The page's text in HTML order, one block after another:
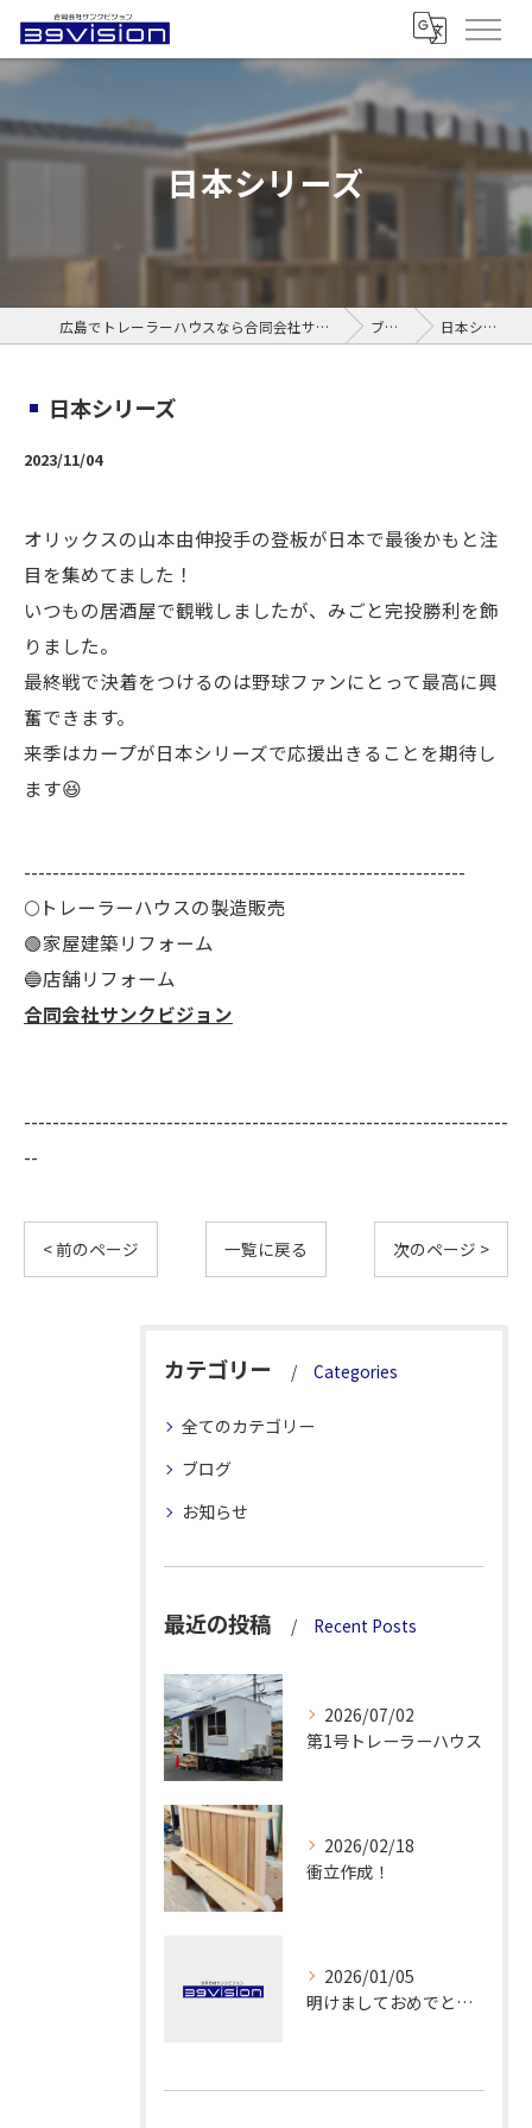
日本シリーズ
広島でトレーラーハウスなら合同会社サンクビジョン ブログ 日本シリーズ
日本シリーズ
2023/11/04
オリックスの山本由伸投手の登板が日本で最後かもと注
目を集めてました！
いつもの居酒屋で観戦しましたが、みごと完投勝利を飾
りました。
最終戦で決着をつけるのは野球ファンにとって最高に興
奮できます。
来季はカープが日本シリーズで応援出きることを期待し
ます😆
--------------------------------------------------------------
🌕️トレーラーハウスの製造販売
🟢家屋建築リフォーム
🔵店舗リフォーム
合同会社サンクビジョン
--------------------------------------------------------------------
--
< 前のページ 一覧に戻る 次のページ >
カテゴリー Categories
全てのカテゴリー
ブログ
お知らせ
最近の投稿 Recent Posts
2026/07/02
第1号トレーラーハウス
2026/02/18
衝立作成！
2026/01/05
明けましておめでとうございます！